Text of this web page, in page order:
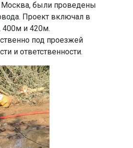
были проведены
Проект включал в
400м и 420м.
под проезжей
и ответственности.